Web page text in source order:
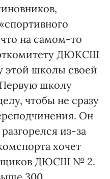
что на самом-то
ДЮКСШ
этой школы своей
школу
чтобы не сразу
Он
из-за
хочет
ДЮСШ № 2.